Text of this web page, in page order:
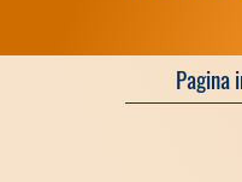
Pagina